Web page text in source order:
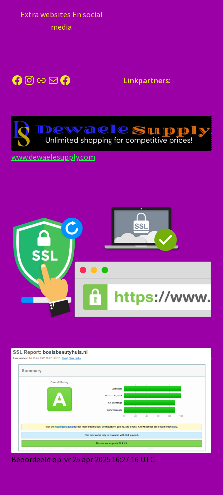
Extra websites En social
media
Facebook
Instagram
LinkE-mailFacebook Linkpartners:
www.dewaelesupply.com
Beoordeeld op: vr 25 apr 2025 16:27:16 UTC